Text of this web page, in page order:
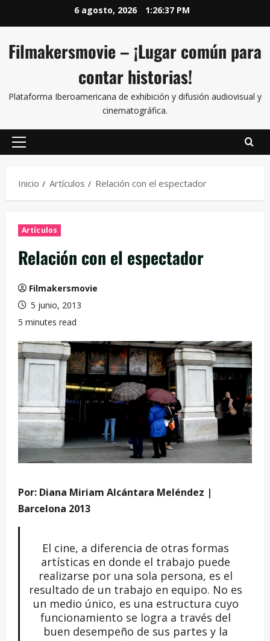
6 agosto, 2026 1:26:37 PM
Filmakersmovie – ¡Lugar común para
contar historias!
Plataforma Iberoamericana de exhibición y difusión audiovisual y
cinematográfica.
Inicio Artículos Relación con el espectador
Artículos
Relación con el espectador
Filmakersmovie
5 junio, 2013
5 minutes read
Por: Diana Miriam Alcántara Meléndez |
Barcelona 2013
El cine, a diferencia de otras formas
artísticas en donde el trabajo puede
realizarse por una sola persona, es el
resultado de un trabajo en equipo. No es
un medio único, es una estructura cuyo
funcionamiento se logra a través del
buen desempeño de sus partes y la